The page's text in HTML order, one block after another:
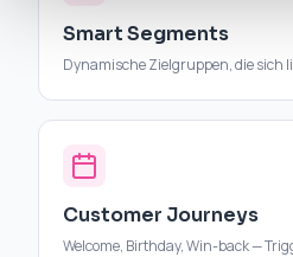
Smart Segments
Dynamische Zielgruppen, die sich
Customer Journeys
Welcome, Birthday, Win-back —